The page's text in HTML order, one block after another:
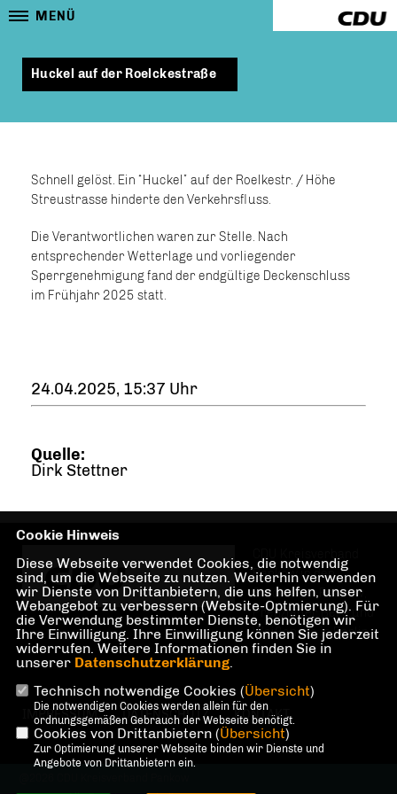
MENÜ
Huckel auf der Roelckestraße
Schnell gelöst. Ein “Huckel” auf der Roelkestr. / Höhe
Streustrasse hinderte den Verkehrsfluss.
Die Verantwortlichen waren zur Stelle. Nach
entsprechender Wetterlage und vorliegender
Sperrgenehmigung fand der endgültige Deckenschluss
im Frühjahr 2025 statt.
24.04.2025, 15:37 Uhr
Quelle:
Dirk Stettner
Pankow in den
Stadtteilen Pankow,
Prenzlauer Berg und
Weißensee in Berlin
IMPRESSUM DATENSCHUTZ KONTAKT
Cookie Hinweis
Diese Webseite verwendet Cookies, die notwendig
sind, um die Webseite zu nutzen. Weiterhin verwenden
wir Dienste von Drittanbietern, die uns helfen, unser
Webangebot zu verbessern (Website-Optmierung). Für
die Verwendung bestimmter Dienste, benötigen wir
Ihre Einwilligung. Ihre Einwilligung können Sie jederzeit
widerrufen. Weitere Informationen finden Sie in
unserer Datenschutzerklärung.
Technisch notwendige Cookies (Übersicht)
Die notwendigen Cookies werden allein für den
ordnungsgemäßen Gebrauch der Webseite benötigt.
Cookies von Drittanbietern (Übersicht)
Zur Optimierung unserer Webseite binden wir Dienste und
Angebote von Drittanbietern ein.